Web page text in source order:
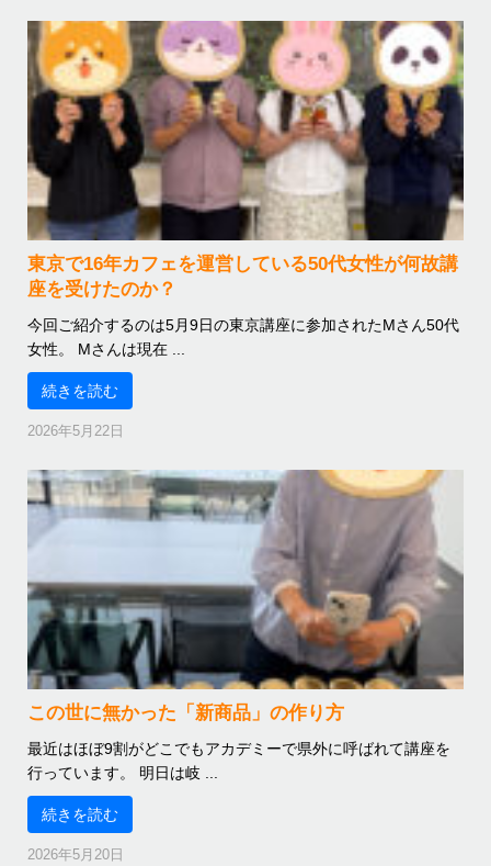
東京で16年カフェを運営している50代女性が何故講
座を受けたのか？
今回ご紹介するのは5月9日の東京講座に参加されたMさん50代
女性。 Mさんは現在 ...
続きを読む
2026年5月22日
この世に無かった「新商品」の作り方
最近はほぼ9割がどこでもアカデミーで県外に呼ばれて講座を
行っています。 明日は岐 ...
続きを読む
2026年5月20日